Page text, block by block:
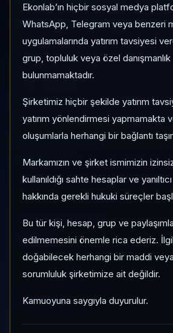
Ekonlab’ın hiçbir sosyal medya
WhatsApp, Telegram veya benzeri
uygulamalarında yatırım tavsiyesi
grup, topluluk veya özel
bulunmamaktadır.
Şirketimiz hiçbir şekilde yatırım
yatırım yönlendirmesi yapmamakta
oluşumlarla herhangi bir bağlantı
Markamızın ve şirket ismimizin
kullanıldığı sahte hesaplar ve
hakkında gerekli hukuki süreçler
Bu tür kişi, hesap, grup ve
edilmemesini önemle rica ederiz.
doğabilecek herhangi bir maddi
sorumluluk şirketimize ait değildir.
Kamuoyuna saygıyla duyurulur.
PENDLE PENDLE/TRY
Risk:Düşük Son fiyat:65,9200
1 AY VE 3 AY PERFORMANS
%-3,69
3 Ay:%-28,98
KATEGORI KONUMU
109/181
Momentum bazlı kategori içi sıra
PIYASA DEĞERI SIRASI
#146
Global market cap sıralaması
HIZLI GEÇIŞ
Kripto Karşılaştırma